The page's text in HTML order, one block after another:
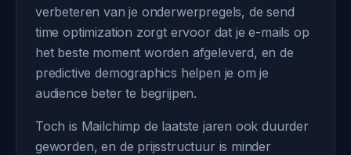
verbeteren van je onderwerpregels, de send
time optimization zorgt ervoor dat je e-mails op
het beste moment worden afgeleverd, en de
predictive demographics helpen je om je
audience beter te begrijpen.
Toch is Mailchimp de laatste jaren ook duurder
geworden, en de prijsstructuur is minder